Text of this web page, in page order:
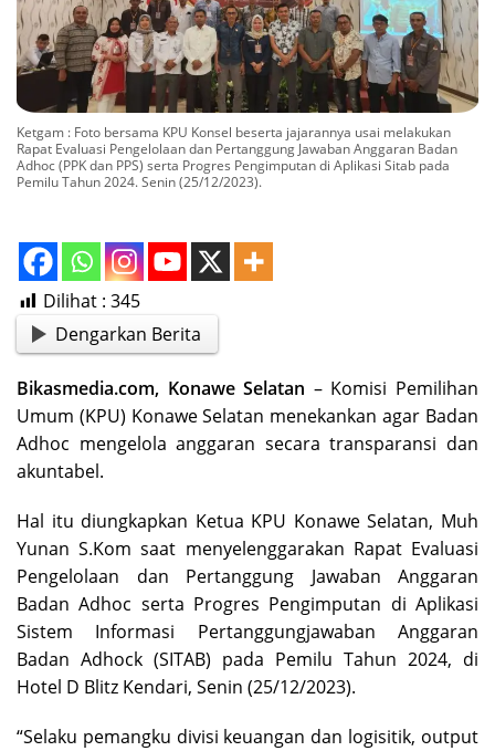
Ketgam : Foto bersama KPU Konsel beserta jajarannya usai melakukan
Rapat Evaluasi Pengelolaan dan Pertanggung Jawaban Anggaran Badan
Adhoc (PPK dan PPS) serta Progres Pengimputan di Aplikasi Sitab pada
Pemilu Tahun 2024. Senin (25/12/2023).
Dilihat : 345
Dengarkan Berita
Bikasmedia.com, Konawe Selatan – Komisi Pemilihan
Umum (KPU) Konawe Selatan menekankan agar Badan
Adhoc mengelola anggaran secara transparansi dan
akuntabel.
Hal itu diungkapkan Ketua KPU Konawe Selatan, Muh
Yunan S.Kom saat menyelenggarakan Rapat Evaluasi
Pengelolaan dan Pertanggung Jawaban Anggaran
Badan Adhoc serta Progres Pengimputan di Aplikasi
Sistem Informasi Pertanggungjawaban Anggaran
Badan Adhock (SITAB) pada Pemilu Tahun 2024, di
Hotel D Blitz Kendari, Senin (25/12/2023).
“Selaku pemangku divisi keuangan dan logisitik, output